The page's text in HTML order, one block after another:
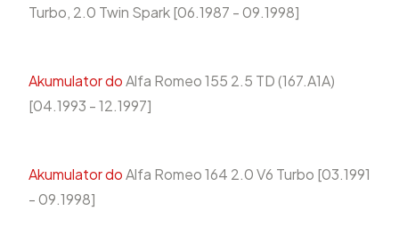
Turbo, 2.0 Twin Spark [06.1987 - 09.1998]
Akumulator doAlfa Romeo 155 2.5 TD (167.A1A)
[04.1993 - 12.1997]
Akumulator doAlfa Romeo 164 2.0 V6 Turbo [03.1991
- 09.1998]